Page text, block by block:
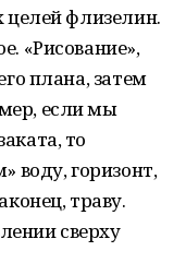
целей флизелин.
«Рисование»,
плана, затем
если мы
то
воду, горизонт,
траву.
сверху